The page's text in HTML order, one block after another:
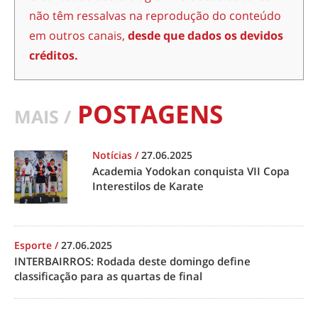
não têm ressalvas na reprodução do conteúdo
em outros canais, desde que dados os devidos
créditos.
MAIS / POSTAGENS
Notícias /27.06.2025
Academia Yodokan conquista VII Copa
Interestilos de Karate
Esporte /27.06.2025
INTERBAIRROS: Rodada deste domingo define
classificação para as quartas de final